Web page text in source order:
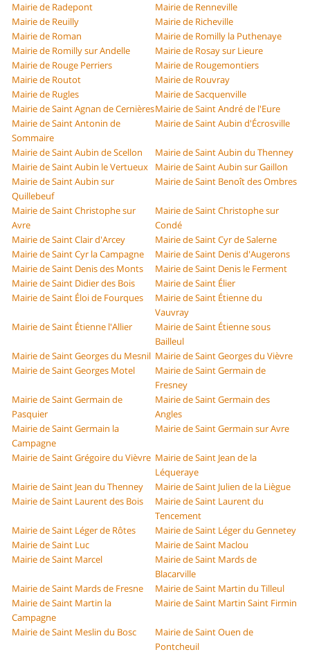
Mairie de Radepont
Mairie de Renneville
Mairie de Reuilly
Mairie de Richeville
Mairie de Roman
Mairie de Romilly la Puthenaye
Mairie de Romilly sur Andelle
Mairie de Rosay sur Lieure
Mairie de Rouge Perriers
Mairie de Rougemontiers
Mairie de Routot
Mairie de Rouvray
Mairie de Rugles
Mairie de Sacquenville
Mairie de Saint Agnan de CernièresMairie de Saint André de l'Eure
Mairie de Saint Antonin de
Sommaire
Mairie de Saint Aubin d'Écrosville
Mairie de Saint Aubin de Scellon
Mairie de Saint Aubin du Thenney
Mairie de Saint Aubin le Vertueux
Mairie de Saint Aubin sur Gaillon
Mairie de Saint Aubin sur
Quillebeuf
Mairie de Saint Benoît des Ombres
Mairie de Saint Christophe sur
Avre
Mairie de Saint Christophe sur
Condé
Mairie de Saint Clair d'Arcey
Mairie de Saint Cyr de Salerne
Mairie de Saint Cyr la Campagne
Mairie de Saint Denis d'Augerons
Mairie de Saint Denis des Monts
Mairie de Saint Denis le Ferment
Mairie de Saint Didier des Bois
Mairie de Saint Élier
Mairie de Saint Éloi de Fourques
Mairie de Saint Étienne du
Vauvray
Mairie de Saint Étienne l'Allier
Mairie de Saint Étienne sous
Bailleul
Mairie de Saint Georges du Mesnil Mairie de Saint Georges du Vièvre
Mairie de Saint Georges Motel
Mairie de Saint Germain de
Fresney
Mairie de Saint Germain de
Pasquier
Mairie de Saint Germain des
Angles
Mairie de Saint Germain la
Campagne
Mairie de Saint Germain sur Avre
Mairie de Saint Grégoire du Vièvre Mairie de Saint Jean de la
Léqueraye
Mairie de Saint Jean du Thenney
Mairie de Saint Julien de la Liègue
Mairie de Saint Laurent des Bois
Mairie de Saint Laurent du
Tencement
Mairie de Saint Léger de Rôtes
Mairie de Saint Léger du Gennetey
Mairie de Saint Luc
Mairie de Saint Maclou
Mairie de Saint Marcel
Mairie de Saint Mards de
Blacarville
Mairie de Saint Mards de Fresne
Mairie de Saint Martin du Tilleul
Mairie de Saint Martin la
Campagne
Mairie de Saint Martin Saint Firmin
Mairie de Saint Meslin du Bosc
Mairie de Saint Ouen de
Pontcheuil